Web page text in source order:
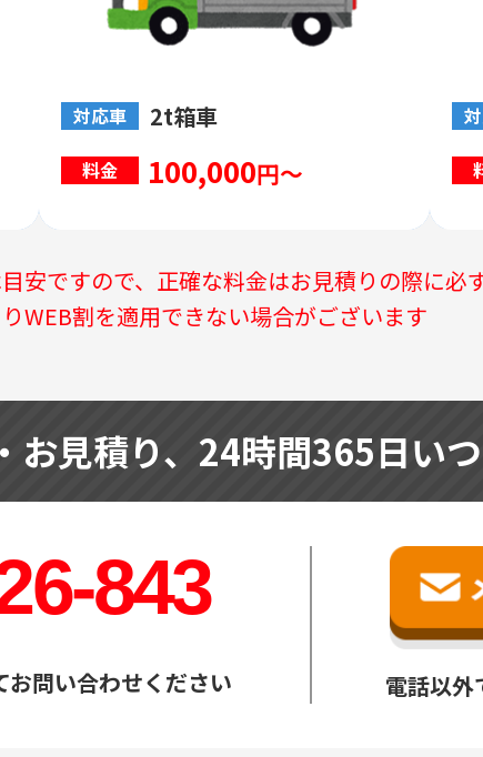
対応車 2t箱車
料金 100,000円～
安ですので、正確な料金はお見積りの際に必
WEB割を適用できない場合がございます
見積り、 24時間365日い
843
問い合わせください 電話以